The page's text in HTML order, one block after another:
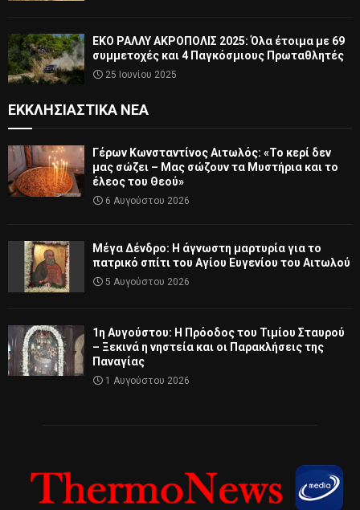
ΕΚΟ ΡΑΛΛΥ ΑΚΡΟΠΟΛΙΣ 2025: Όλα έτοιμα με 69
συμμετοχές και 4 Παγκόσμιους Πρωταθλητές
25 Ιουνίου 2025
ΕΚΚΛΗΣΙΑΣΤΙΚΆ ΝΈΑ
Γέρων Κωνσταντίνος Αιτωλός: «Το κερί δεν
μας σώζει – Μας σώζουν τα Μυστήρια και το
έλεος του Θεού»
6 Αυγούστου 2026
Μέγα Δένδρο: Η άγνωστη μαρτυρία για το
πατρικό σπίτι του Αγίου Ευγενίου του Αιτωλού
5 Αυγούστου 2026
1η Αυγούστου: Η Πρόοδος του Τιμίου Σταυρού
– Ξεκινά η νηστεία και οι Παρακλήσεις της
Παναγίας
1 Αυγούστου 2026